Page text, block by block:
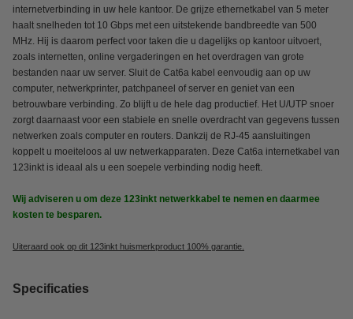
internetverbinding in uw hele kantoor. De grijze ethernetkabel van 5 meter
haalt snelheden tot 10 Gbps met een uitstekende bandbreedte van 500
MHz. Hij is daarom perfect voor taken die u dagelijks op kantoor uitvoert,
zoals internetten, online vergaderingen en het overdragen van grote
bestanden naar uw server. Sluit de Cat6a kabel eenvoudig aan op uw
computer, netwerkprinter, patchpaneel of server en geniet van een
betrouwbare verbinding. Zo blijft u de hele dag productief. Het U/UTP snoer
zorgt daarnaast voor een stabiele en snelle overdracht van gegevens tussen
netwerken zoals computer en routers. Dankzij de RJ-45 aansluitingen
koppelt u moeiteloos al uw netwerkapparaten. Deze Cat6a internetkabel van
123inkt is ideaal als u een soepele verbinding nodig heeft.
Wij adviseren u om deze 123inkt netwerkkabel te nemen en daarmee
kosten te besparen.
Uiteraard ook op dit 123inkt huismerkproduct 100% garantie.
Specificaties